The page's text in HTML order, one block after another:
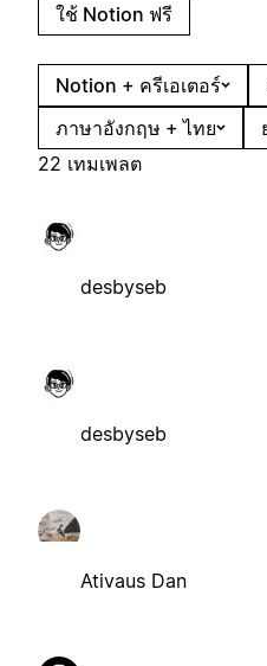
ใช้ Notion ฟรี
Notion + ครีเอเตอร์
ภาษาอังกฤษ + ไทย
22 เทมเพลต
desbyseb
desbyseb
Ativaus Dan